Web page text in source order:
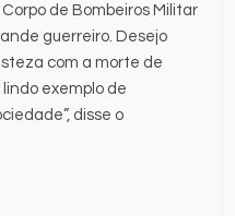
de Bombeiros Militar
guerreiro. Desejo
com a morte de
exemplo de
disse o